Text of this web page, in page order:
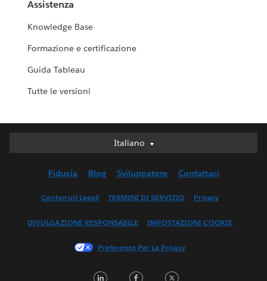
Assistenza
Knowledge Base
Formazione e certificazione
Guida Tableau
Tutte le versioni
Italiano
Italiano
English (UK)
Français (Canada)
한국어
Fiducia Blog Sviluppatore Contattaci
Contenuti Legali TERMINI DI SERVIZIO Privacy
DIVULGAZIONE RESPONSABILE IMPOSTAZIONI COOKIE
Preferenze Per La Privacy